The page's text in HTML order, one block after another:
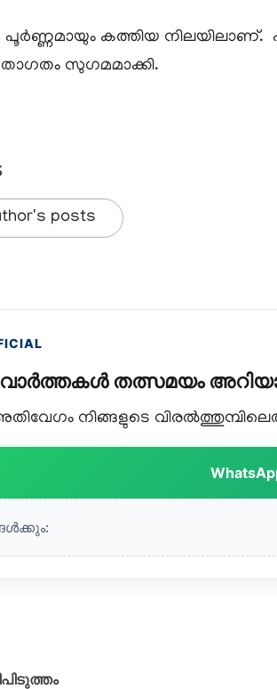
കത്തിയ നിലയിലാണ്.
സുഗമമാക്കി.
posts
തത്സമയം
നിങ്ങളുടെ